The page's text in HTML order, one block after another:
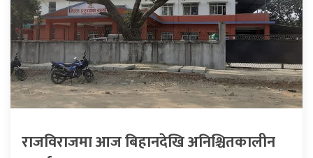
राजविराजमा आज बिहानदेखि अनिश्चितकालीन